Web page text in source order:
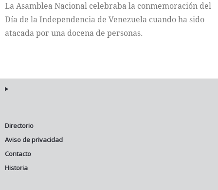
Cultura
La Asamblea Nacional celebraba la conmemoración del
Día de la Independencia de Venezuela cuando ha sido
atacada por una docena de personas.
Directorio
Aviso de privacidad
Contacto
Historia